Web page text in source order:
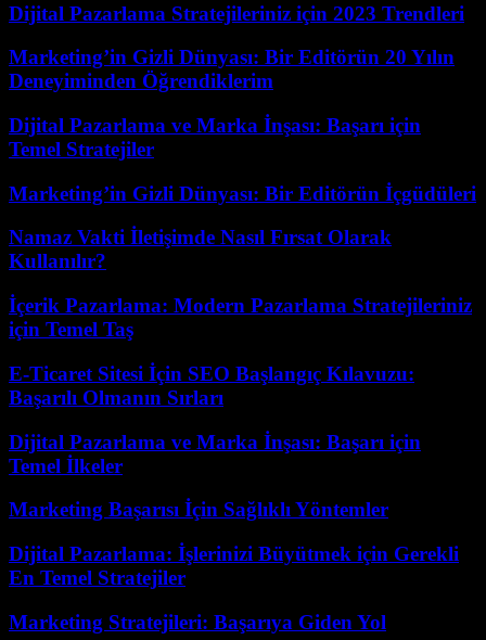
Dijital Pazarlama Stratejileriniz için 2023 Trendleri
Marketing’in Gizli Dünyası: Bir Editörün 20 Yılın
Deneyiminden Öğrendiklerim
Dijital Pazarlama ve Marka İnşası: Başarı için
Temel Stratejiler
Marketing’in Gizli Dünyası: Bir Editörün İçgüdüleri
Namaz Vakti İletişimde Nasıl Fırsat Olarak
Kullanılır?
İçerik Pazarlama: Modern Pazarlama Stratejileriniz
için Temel Taş
E-Ticaret Sitesi İçin SEO Başlangıç Kılavuzu:
Başarılı Olmanın Sırları
Dijital Pazarlama ve Marka İnşası: Başarı için
Temel İlkeler
Marketing Başarısı İçin Sağlıklı Yöntemler
Dijital Pazarlama: İşlerinizi Büyütmek için Gerekli
En Temel Stratejiler
Marketing Stratejileri: Başarıya Giden Yol